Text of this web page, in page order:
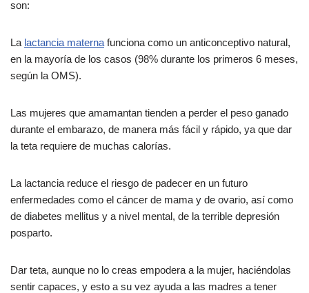
son:
La lactancia materna funciona como un anticonceptivo natural,
en la mayoría de los casos (98% durante los primeros 6 meses,
según la OMS).
Las mujeres que amamantan tienden a perder el peso ganado
durante el embarazo, de manera más fácil y rápido, ya que dar
la teta requiere de muchas calorías.
La lactancia reduce el riesgo de padecer en un futuro
enfermedades como el cáncer de mama y de ovario, así como
de diabetes mellitus y a nivel mental, de la terrible depresión
posparto.
Dar teta, aunque no lo creas empodera a la mujer, haciéndolas
sentir capaces, y esto a su vez ayuda a las madres a tener